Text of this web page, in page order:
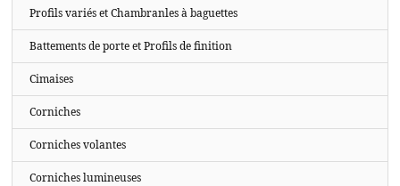
Profils variés et Chambranles à baguettes
Battements de porte et Profils de finition
Cimaises
Corniches
Corniches volantes
Corniches lumineuses